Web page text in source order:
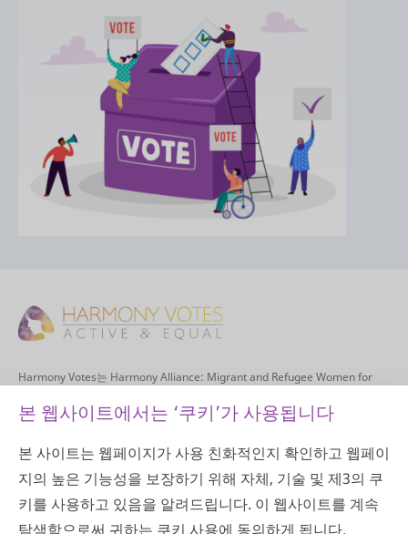
Harmony Votes는 Harmony Alliance: Migrant and Refugee Women for
Alliance는 호주 정부가 지원하는 6개 전국 여성 동맹 중 하나로, 호주의 모든
다양한 여성의 견해를 홍보하고 의사 결정 과정에서 우리의 목소리가 경청되
중심의 조직입니다. Harmony Alliance의 목적은 이민자와 난민 여성의 경험
과 성과에 영향을 미치는 사안들의 복합성에 대해 국가적인 포괄적이고 정보
에 입각한 목소리를 제공하고, 이민자 및 난민 배경의 여성들이 긍정적인 변화
를 추진하는데 있어 직접적으로 참여할 기회를 제공하는 것입니다.
본 웹사이트에서는 ‘쿠키’가 사용됩니다
본 사이트는 웹페이지가 사용 친화적인지 확인하고 웹페이
지의 높은 기능성을 보장하기 위해 자체, 기술 및 제3의 쿠
키를 사용하고 있음을 알려드립니다. 이 웹사이트를 계속
탐색함으로써 귀하는 쿠키 사용에 동의하게 됩니다.